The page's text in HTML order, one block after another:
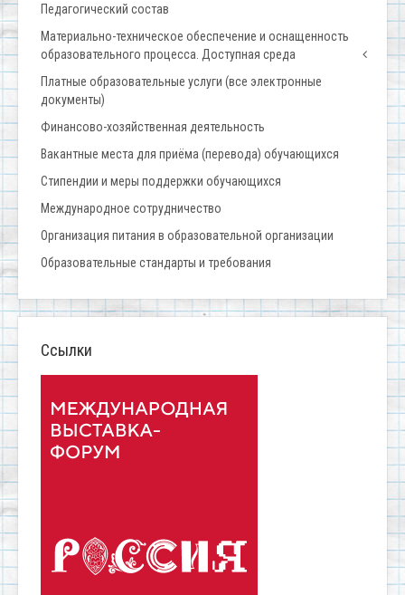
Педагогический состав
Материально-техническое обеспечение и оснащенность
образовательного процесса. Доступная среда
Платные образовательные услуги (все электронные
документы)
Финансово-хозяйственная деятельность
Вакантные места для приёма (перевода) обучающихся
Стипендии и меры поддержки обучающихся
Международное сотрудничество
Организация питания в образовательной организации
Образовательные стандарты и требования
Ссылки